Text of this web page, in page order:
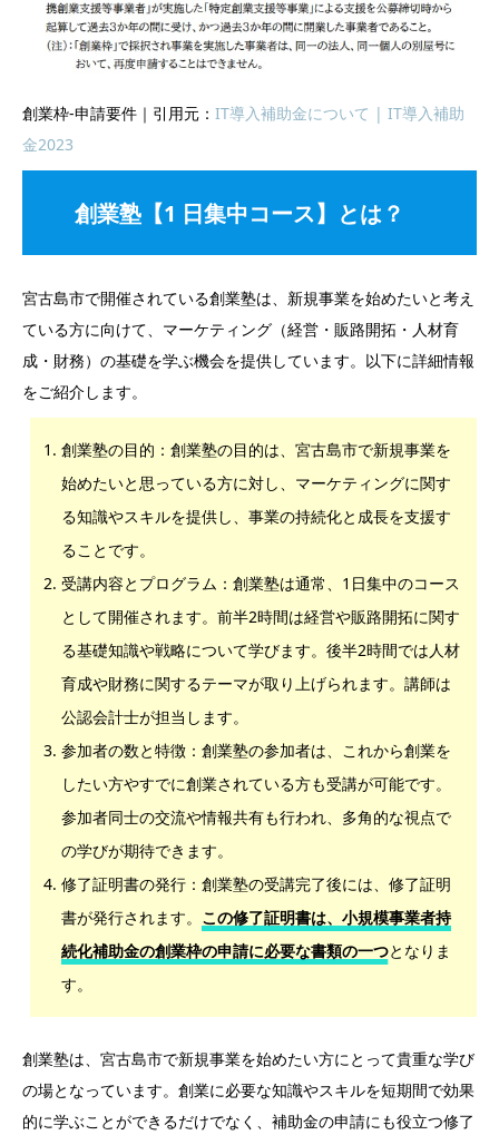
創業枠-申請要件｜引用元： IT導入補助金について | IT導入補助
金2023
創業塾【1 日集中コース】とは？
宮古島市で開催されている創業塾は、新規事業を始めたいと考え
ている方に向けて、マーケティング（経営・販路開拓・人材育
成・財務）の基礎を学ぶ機会を提供しています。以下に詳細情報
をご紹介します。
創業塾の目的：創業塾の目的は、宮古島市で新規事業を
始めたいと思っている方に対し、マーケティングに関す
る知識やスキルを提供し、事業の持続化と成長を支援す
ることです。
受講内容とプログラム：創業塾は通常、1日集中のコース
として開催されます。前半2時間は経営や販路開拓に関す
る基礎知識や戦略について学びます。後半2時間では人材
育成や財務に関するテーマが取り上げられます。講師は
公認会計士が担当します。
参加者の数と特徴：創業塾の参加者は、これから創業を
したい方やすでに創業されている方も受講が可能です。
参加者同士の交流や情報共有も行われ、多角的な視点で
の学びが期待できます。
修了証明書の発行：創業塾の受講完了後には、修了証明
書が発行されます。 この修了証明書は、小規模事業者持
続化補助金の創業枠の申請に必要な書類の一つとなりま
す。
創業塾は、宮古島市で新規事業を始めたい方にとって貴重な学び
の場となっています。創業に必要な知識やスキルを短期間で効果
的に学ぶことができるだけでなく、補助金の申請にも役立つ修了